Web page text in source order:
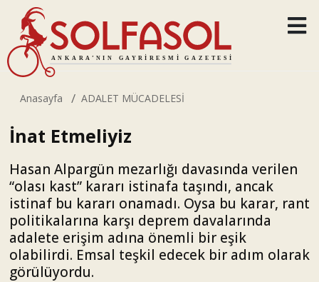
Anasayfa ADALET MÜCADELESİ
İnat Etmeliyiz
Hasan Alpargün mezarlığı davasında verilen
“olası kast” kararı istinafa taşındı, ancak
istinaf bu kararı onamadı. Oysa bu karar, rant
politikalarına karşı deprem davalarında
adalete erişim adına önemli bir eşik
olabilirdi. Emsal teşkil edecek bir adım olarak
görülüyordu.